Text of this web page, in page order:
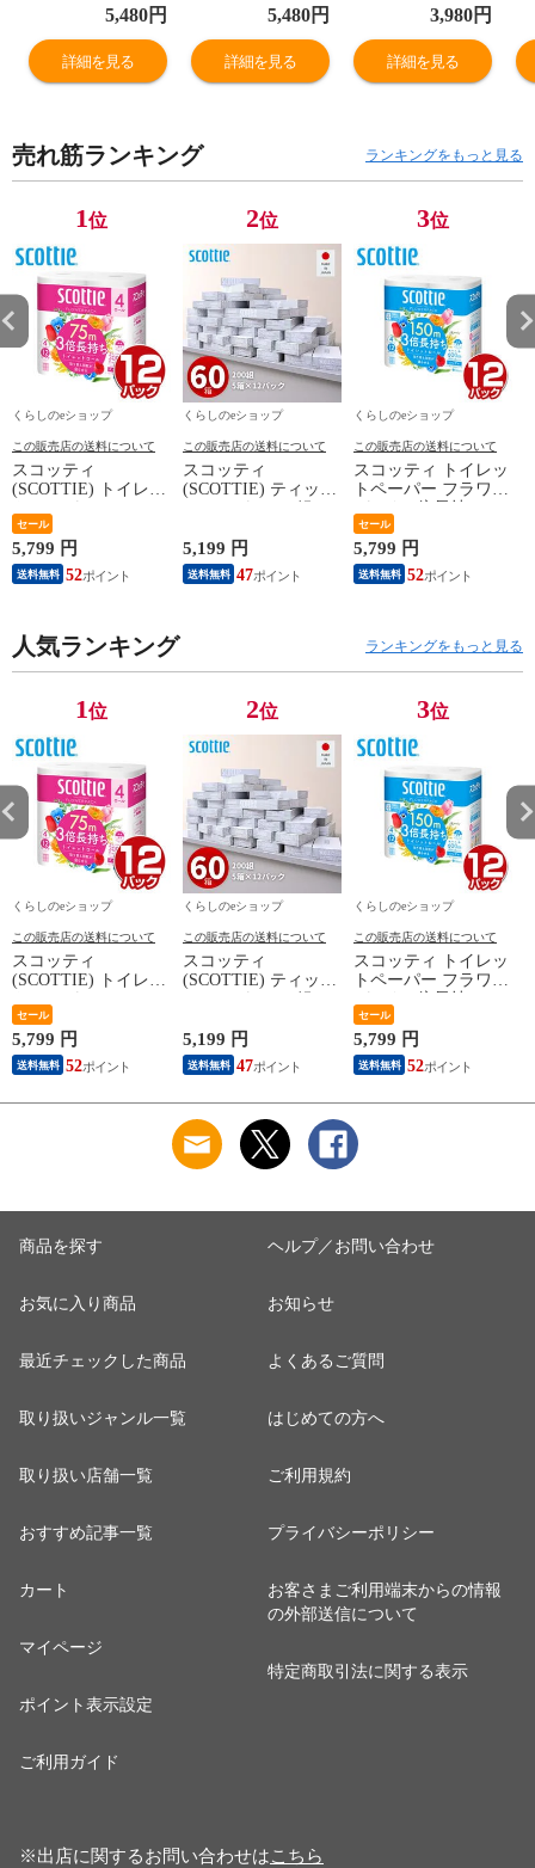
GHON133/GHON230/GHON135/GHON266/GHON267
スタッキング 座
れる 収納ボック
ス 収納ケース ハ
ードボックス 備
蓄ボックス 蓋付
ス RISU 【送料
無料】
5,480円
詳細を見る
GHON133/GHON230/GHON135/
スタッキング 座
れる 収納ボック
ス 収納ケース ハ
ードボックス 備
蓄ボックス 蓋付
ス RISU 【送料
無料】
5,480円
詳細を見る
座れる 収納ボッ
クス 収納ケース
コンテナボック
ス 浅型 ハードケ
ランクボックス
キャンプ アウト
ル おしゃれ 日本
製 リス RISU
【送料無料】
3,980円
詳細を見る
売れ筋ランキング ランキングをもっと見る
1位
くらしのeショップ
この販売店の送料について
スコッティ
(SCOTTIE) トイレッ
パック 3倍長持ち 4
ロール(ダブル) 4ロー
ル×12(48ロール) 3倍
ロール 3倍巻 トイレ
製紙クレシア 【送料
無料】
セール
5,799 円
送料無料 52
2位
くらしのeショップ
この販売店の送料について
スコッティ
(SCOTTIE) ティッシ
ティシュペーパー ま
とめ買い ケース販売
ボックスティッシュ
5,199 円
送料無料 47
3位
くらしのeショップ
この販売店の送料について
スコッティ トイレッ
トペーパー フラワー
ロール (シングル) 4
ロール×12パック(48
ロール) トイレット
ロール トイレ紙 ト
とめ買い ケース販売
セール
5,799 円
送料無料 52
人気ランキング ランキングをもっと見る
1位
くらしのeショップ
この販売店の送料について
スコッティ
(SCOTTIE) トイレッ
パック 3倍長持ち 4
ロール(ダブル) 4ロー
ル×12(48ロール) 3倍
ロール 3倍巻 トイレ
セール
5,799 円
送料無料 52
2位
くらしのeショップ
この販売店の送料について
スコッティ
(SCOTTIE) ティッシ
ティシュペーパー ま
とめ買い ケース販売
ボックスティッシュ
シア 【送料無料】
5,199 円
送料無料 47
3位
くらしのeショップ
この販売店の送料について
スコッティ トイレッ
トペーパー フラワー
ロール (シングル) 4
ロール×12パック(48
ロール) トイレット
ロール トイレ紙 ト
とめ買い ケース販売
日本製紙クレシア
セール
5,799 円
送料無料 52
商品を探す
お気に入り商品
最近チェックした商品
取り扱いジャンル一覧
取り扱い店舗一覧
おすすめ記事一覧
カート
マイページ
ポイント表示設定
ご利用ガイド
ヘルプ／お問い合わせ
お知らせ
よくあるご質問
はじめての方へ
ご利用規約
プライバシーポリシー
お客さまご利用端末からの情報
の外部送信について
特定商取引法に関する表示
※出店に関するお問い合わせはこちら